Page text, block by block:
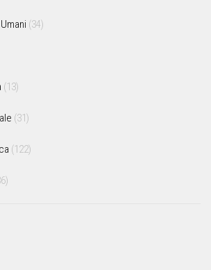
(34)
(13)
(31)
(122)